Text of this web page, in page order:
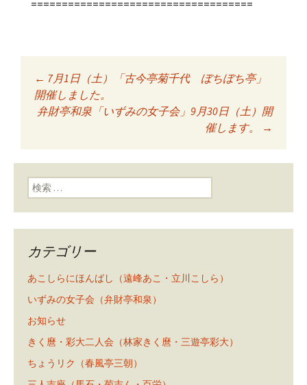
====================================
投稿ナビゲーショ
ン
← 7月1日（土）「古今亭菊千代 ぼちぼち亭」
開催しました。
弁財亭和泉「いずみの女子会」9月30日（土）開
催します。
→
検索:
カテゴリー
あこしらにほんばし（遠峰あこ・立川こしら）
いずみの女子会（弁財亭和泉）
お知らせ
きく麿・彩大二人会（林家きく麿・三遊亭彩大）
ちょうリク（春風亭三朝）